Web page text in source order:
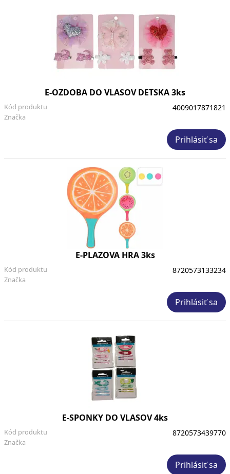
E-OZDOBA DO VLASOV DETSKA 3ks
Značka
Kód produktu 4009017871821
Prihlásiť sa
E-PLAZOVA HRA 3ks
Značka
Kód produktu 8720573133234
Prihlásiť sa
E-SPONKY DO VLASOV 4ks
Značka
Kód produktu 8720573439770
Prihlásiť sa